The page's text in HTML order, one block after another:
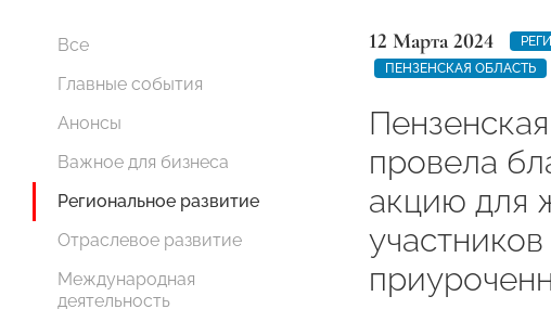
Все
Главные события
Анонсы
Важное для бизнеса
Региональное развитие
Отраслевое развитие
Международная
деятельность
12 Марта 2024
ПЕНЗЕНСКАЯ ОБЛАСТЬ
провела
акцию для